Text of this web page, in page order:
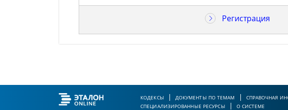
Регистрация
КОДЕКСЫ ДОКУМЕНТЫ ПО ТЕМАМ
СПРАВОЧНАЯ
СПЕЦИАЛИЗИРОВАННЫЕ РЕСУРСЫ
О СИСТЕМЕ